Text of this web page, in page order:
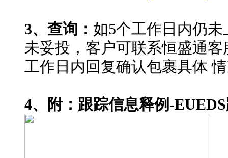
3、查询： 如5个工作日内仍
未妥投，客户可联系恒盛通
工作日内回复确认包裹具体
4、附：跟踪信息释例-